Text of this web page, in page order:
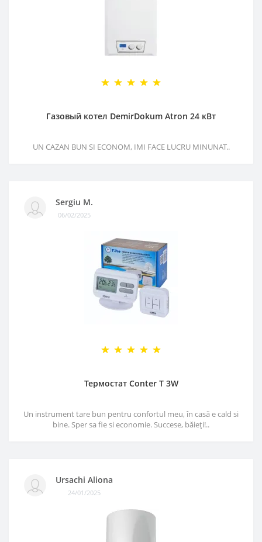
Газовый котел DemirDokum Atron 24 кВт
UN CAZAN BUN SI ECONOM, IMI FACE LUCRU MINUNAT..
Sergiu M.
06/02/2025
Термостат Conter T 3W
Un instrument tare bun pentru confortul meu, în casă e cald si
bine. Sper sa fie si economie. Succese, băieți!..
Ursachi Aliona
24/01/2025